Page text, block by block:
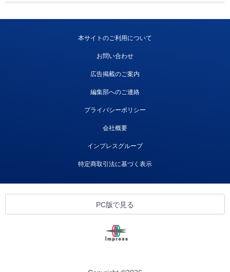
本サイトのご利用について
お問い合わせ
広告掲載のご案内
編集部へのご連絡
プライバシーポリシー
会社概要
インプレスグループ
特定商取引法に基づく表示
PC版で見る